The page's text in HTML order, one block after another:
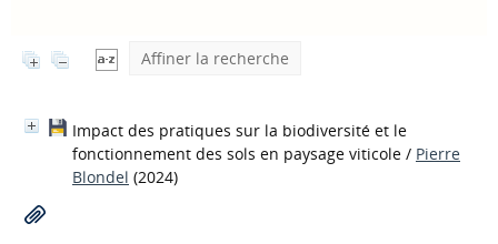
Affiner la recherche
Impact des pratiques sur la biodiversité et le
fonctionnement des sols en paysage viticole / Pierre
Blondel (2024)